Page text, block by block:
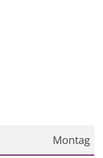
Montag